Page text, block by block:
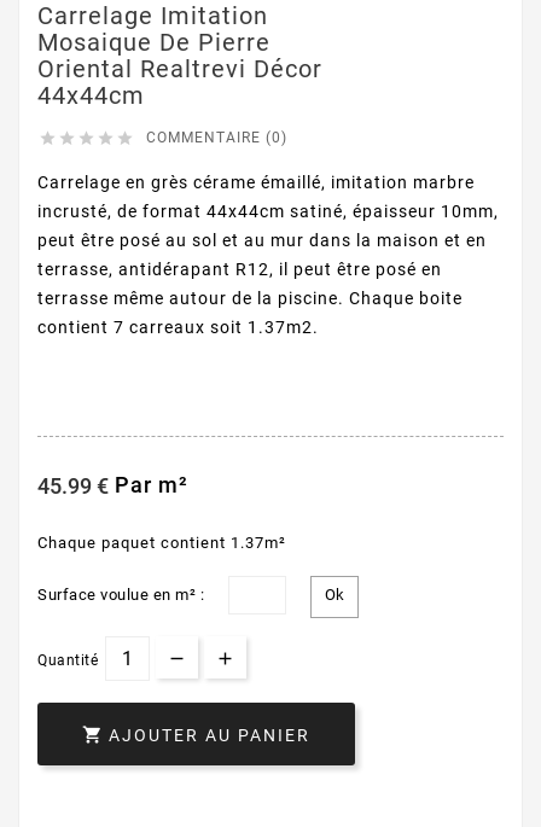
Carrelage Imitation
Mosaique De Pierre
Oriental Realtrevi Décor
44x44cm
     COMMENTAIRE (0)
Carrelage en grès cérame émaillé, imitation marbre
incrusté, de format 44x44cm satiné, épaisseur 10mm,
peut être posé au sol et au mur dans la maison et en
terrasse, antidérapant R12, il peut être posé en
terrasse même autour de la piscine. Chaque boite
contient 7 carreaux soit 1.37m2.
45.99 € Par m²
Chaque paquet contient 1.37m²
Surface voulue en m² :
Quantité
 AJOUTER AU PANIER